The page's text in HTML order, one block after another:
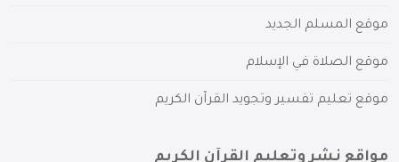
موقع المسلم الجديد
موقع الصلاة في الإسلام
موقع تعليم تفسير وتجويد القرآن الكريم
مواقع نشر وتعليم القرآن الكريم